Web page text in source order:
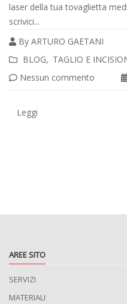
laser della tua tovaglietta
scrivici...
Leggi
tutto
By ARTURO GAETANI
BLOG
TAGLIO E
Nessun commento
Leggi
AREE SITO
SERVIZI
MATERIALI